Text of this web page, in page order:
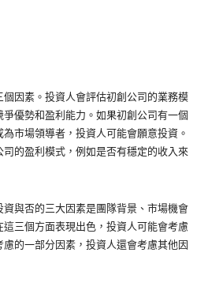
因素。投資人會評估初創公司的業務模
優勢和盈利能力。如果初創公司有一個
市場領導者，投資人可能會願意投資。
的盈利模式，例如是否有穩定的收入來
與否的三大因素是團隊背景、市場機會
三個方面表現出色，投資人可能會考慮
的一部分因素，投資人還會考慮其他因